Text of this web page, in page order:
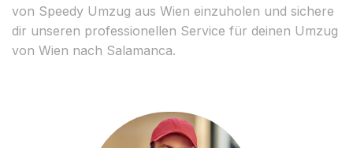
von Speedy Umzug aus Wien einzuholen und sichere
dir unseren professionellen Service für deinen Umzug
von Wien nach Salamanca.